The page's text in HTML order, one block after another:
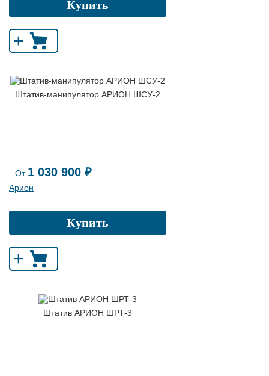
Купить
+
Штатив-манипулятор АРИОН ШСУ-2
От 1 030 900 ₽
Арион
Купить
+
Штатив АРИОН ШРТ-3